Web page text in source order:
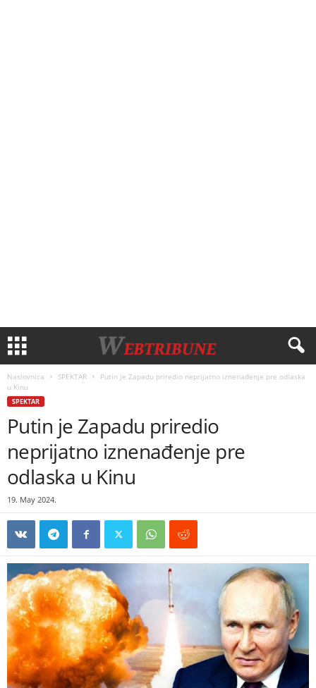
Naslovnica SPEKTAR
Putin je Zapadu priredio neprijatno iznenađenje pre odlaska
u Kinu
SPEKTAR
Putin je Zapadu priredio
neprijatno iznenađenje pre
odlaska u Kinu
19. May 2024.